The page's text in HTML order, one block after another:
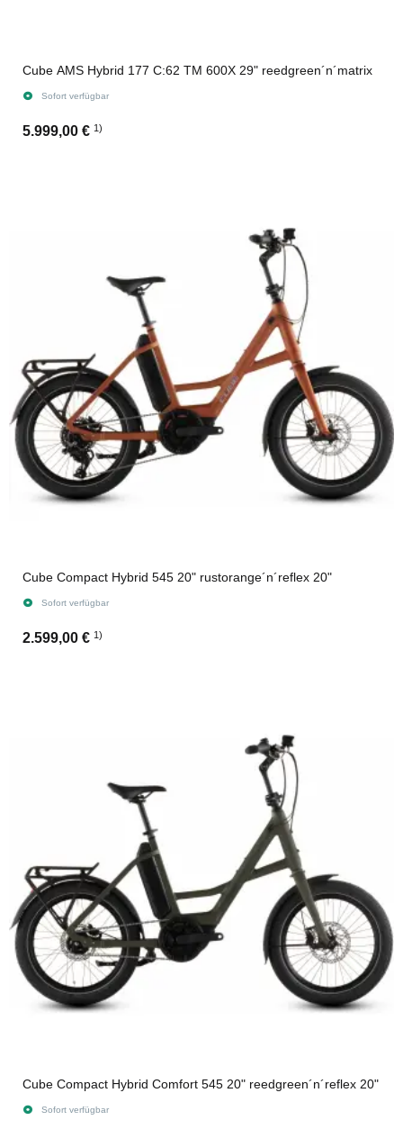
Cube AMS Hybrid 177 C:62 TM 600X 29" reedgreen´n´matrix
Sofort verfügbar
5.999,00 € 1)
Cube Compact Hybrid 545 20" rustorange´n´reflex 20"
Sofort verfügbar
2.599,00 € 1)
Cube Compact Hybrid Comfort 545 20" reedgreen´n´reflex 20"
Sofort verfügbar